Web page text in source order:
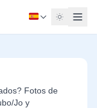
Fotos de
Jo y